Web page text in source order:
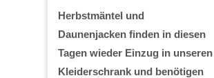
Herbstmäntel und
Daunenjacken finden in diesen
Tagen wieder Einzug in unseren
Kleiderschrank und benötigen